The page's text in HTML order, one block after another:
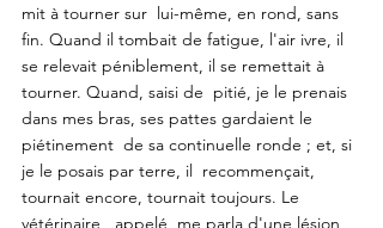
mit à tourner sur  lui-même, en rond, sans
fin. Quand il tombait de fatigue, l'air ivre, il
se relevait péniblement, il se remettait à
tourner. Quand, saisi de  pitié, je le prenais
dans mes bras, ses pattes gardaient le
piétinement  de sa continuelle ronde ; et, si
je le posais par terre, il  recommençait,
tournait encore, tournait toujours. Le
vétérinaire,  appelé, me parla d'une lésion